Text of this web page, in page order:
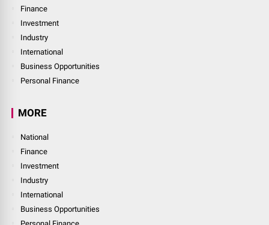
Finance
Investment
Industry
International
Business Opportunities
Personal Finance
MORE
National
Finance
Investment
Industry
International
Business Opportunities